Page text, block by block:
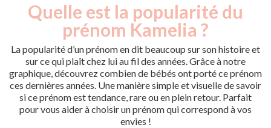
Quelle est la popularité du
prénom Kamelia ?
La popularité d’un prénom en dit beaucoup sur son histoire et
sur ce qui plaît chez lui au fil des années. Grâce à notre
graphique, découvrez combien de bébés ont porté ce prénom
ces dernières années. Une manière simple et visuelle de savoir
si ce prénom est tendance, rare ou en plein retour. Parfait
pour vous aider à choisir un prénom qui correspond à vos
envies !
Année
Nouveaux-
nés
2011
5
2015
7
2017
7
2018
9
2019
15
2021
9